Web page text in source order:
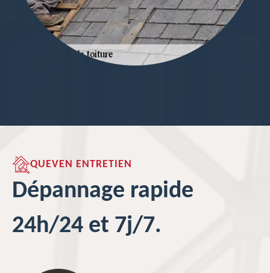
QUEVEN ENTRETIEN
Dépannage rapide
24h/24 et 7j/7.